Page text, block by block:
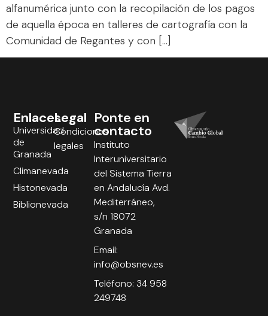
alfanumérica junto con la recopilación de los pagos
de aquella época en talleres de cartografía con la
Comunidad de Regantes y con […]
Legal
Condiciones
legales
Enlaces
Universidad
de
Granada
Climanevada
Histonevada
Biblionevada
Ponte en
contacto
Instituto
Interuniversitario
del Sistema Tierra
en Andalucía Avd.
Mediterráneo,
s/n 18072
Granada
Email:
info@obsnev.es
Teléfono: 34 958
249748